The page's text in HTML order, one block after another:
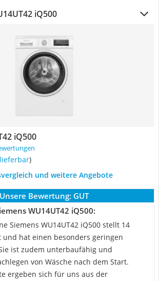
iQ500
iQ500
lieferbar)
und weitere Angebote
Unsere Bewertung: GUT
WU14UT42 iQ500:
Siemens WU14UT42 iQ500 stellt 14
und hat einen besonders geringen
ist zudem unterbaufähig und
von Wäsche nach dem Start.
ergeben sich für uns aus der